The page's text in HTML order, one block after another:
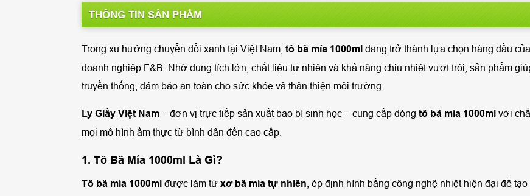
THÔNG TIN SẢN PHẨM
Trong xu hướng chuyển đổi xanh tại Việt Nam, tô bã mía 1000ml đang trở thành lựa chọn hàng đầu
doanh nghiệp F&B. Nhờ dung tích lớn, chất liệu tự nhiên và khả năng chịu nhiệt vượt trội, sản phẩm
truyền thống, đảm bảo an toàn cho sức khỏe và thân thiện môi trường.
Ly Giấy Việt Nam – đơn vị trực tiếp sản xuất bao bì sinh học – cung cấp dòng tô bã mía 1000ml với
mọi mô hình ẩm thực từ bình dân đến cao cấp.
1. Tô Bã Mía 1000ml Là Gì?
Tô bã mía 1000ml được làm từ xơ bã mía tự nhiên , ép định hình bằng công nghệ nhiệt hiện đại để